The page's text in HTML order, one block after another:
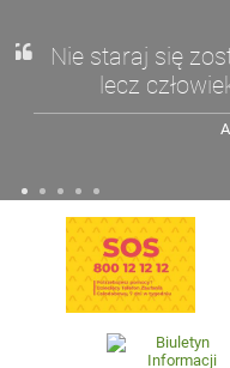
Nie staraj się
lecz